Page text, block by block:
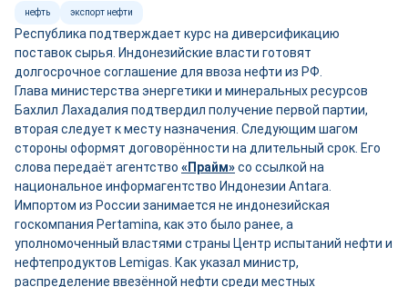
нефть экспорт нефти
Республика подтверждает курс на диверсификацию
поставок сырья. Индонезийские власти готовят
долгосрочное соглашение для ввоза нефти из РФ.
Глава министерства энергетики и минеральных ресурсов
Бахлил Лахадалия подтвердил получение первой партии,
вторая следует к месту назначения. Следующим шагом
стороны оформят договорённости на длительный срок. Его
слова передаёт агентство «Прайм»со ссылкой на
национальное информагентство Индонезии Antara.
Импортом из России занимается не индонезийская
госкомпания Pertamina, как это было ранее, а
уполномоченный властями страны Центр испытаний нефти и
нефтепродуктов Lemigas. Как указал министр,
распределение ввезённой нефти среди местных